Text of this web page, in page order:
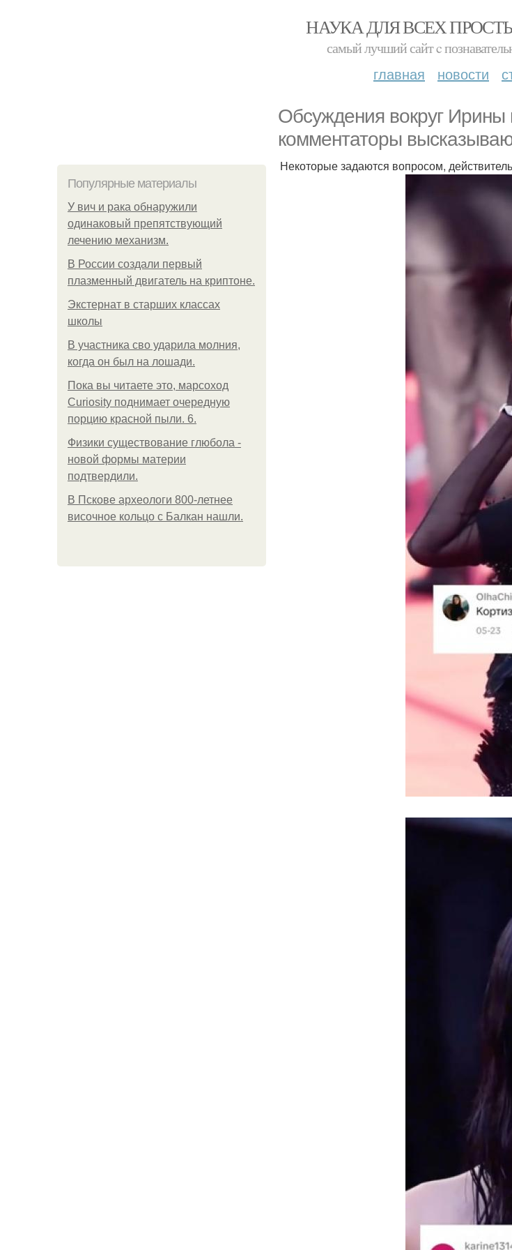
НАУКА ДЛЯ ВСЕХ
самый лучший сайт c
главная новости
Обсуждения вокруг
комментаторы
Популярные материалы
У вич и рака обнаружили
одинаковый препятствующий
лечению механизм.
В России создали первый
плазменный двигатель на криптоне.
Экстернат в старших классах
школы
В участника сво ударила молния,
когда он был на лошади.
Пока вы читаете это, марсоход
Curiosity поднимает очередную
порцию красной пыли. 6.
Физики существование глюбола -
новой формы материи
подтвердили.
В Пскове археологи 800-летнее
височное кольцо с Балкан нашли.
Некоторые задаются вопросом,